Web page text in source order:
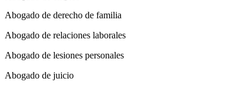
Abogado de derecho de familia
Abogado de relaciones laborales
Abogado de lesiones personales
Abogado de juicio